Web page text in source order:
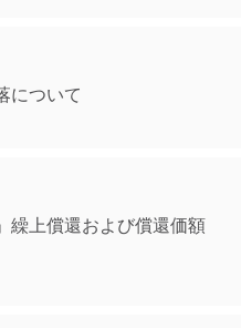
について
繰上償還および償還価額